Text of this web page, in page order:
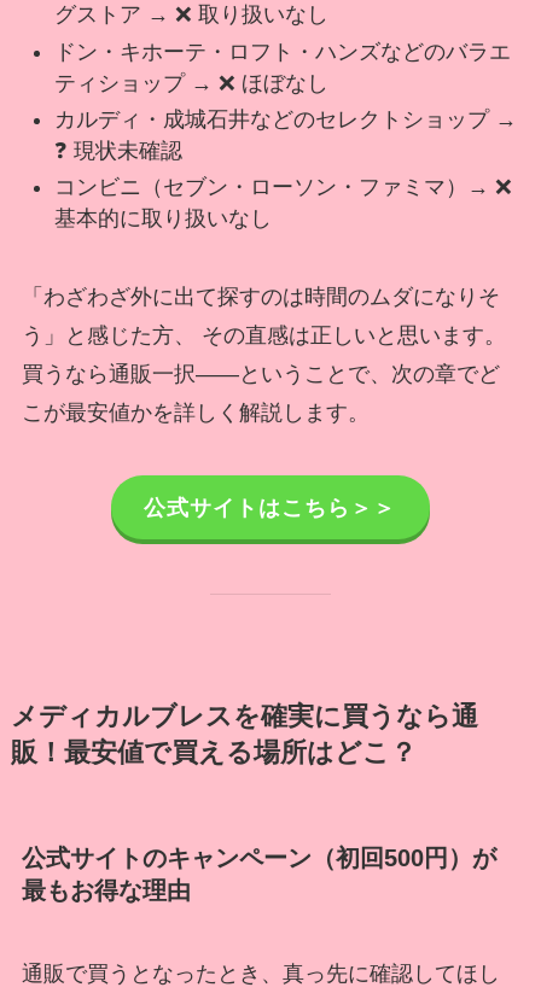
グストア → ❌ 取り扱いなし
ドン・キホーテ・ロフト・ハンズなどのバラエ
ティショップ → ❌ ほぼなし
カルディ・成城石井などのセレクトショップ →
❓ 現状未確認
コンビニ（セブン・ローソン・ファミマ）→ ❌
基本的に取り扱いなし
「わざわざ外に出て探すのは時間のムダになりそ
う」と感じた方、 その直感は正しいと思います。
買うなら通販一択——ということで、次の章でど
こが最安値かを詳しく解説します。
公式サイトはこちら＞＞
メディカルブレスを確実に買うなら通
販！最安値で買える場所はどこ？
公式サイトのキャンペーン（初回500円）が
最もお得な理由
通販で買うとなったとき、真っ先に確認してほし